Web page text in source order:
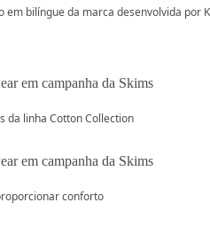
em bilíngue da marca desenvolvida por
da linha Cotton Collection
conforto